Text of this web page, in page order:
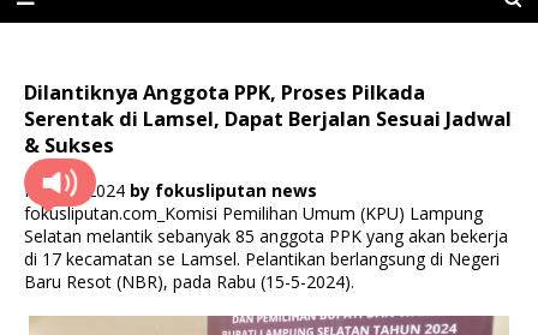
Dilantiknya Anggota PPK, Proses Pilkada
Serentak di Lamsel, Dapat Berjalan Sesuai Jadwal
& Sukses
Mei 18, 2024 by fokusliputan news
fokusliputan.com_Komisi Pemilihan Umum (KPU) Lampung
Selatan melantik sebanyak 85 anggota PPK yang akan bekerja
di 17 kecamatan se Lamsel. Pelantikan berlangsung di Negeri
Baru Resot (NBR), pada Rabu (15-5-2024).